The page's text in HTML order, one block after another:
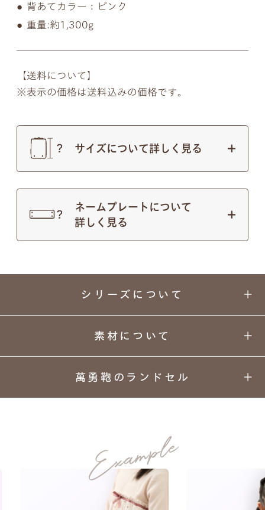
背あてカラー：ピンク
重量:約1,300g
【送料について】
表示の価格は送料込みの価格です。
サイズについて詳しく見る
ネームプレートについて
詳しく見る
シリーズについて
ちょっぴり背伸びしたい、
そんな気持ちに寄り添う、
宝石箱のようなランドセル。
素材について
牛革ハイブリッド157シボ
萬勇鞄のランドセル
理由
安心
安全
06
ネーム
プレート
07
ランドセル
リメイク